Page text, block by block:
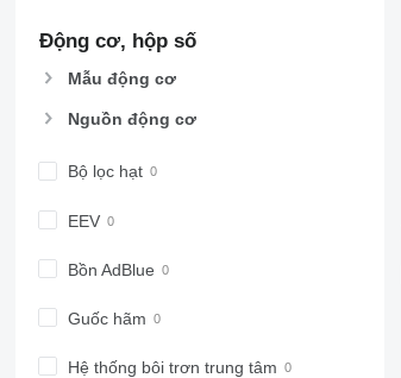
Động cơ, hộp số
Mẫu động cơ
Nguồn động cơ
Bộ lọc hạt
EEV
Bồn AdBlue
Guốc hãm
Hệ thống bôi trơn trung tâm